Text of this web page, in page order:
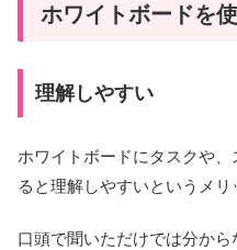
ホワイトボードを
理解しやすい
ホワイトボードにタスクや
ると理解しやすいというメリ
口頭で聞いただけでは分か